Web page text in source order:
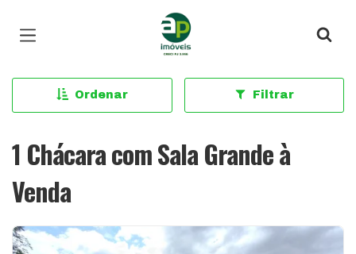
Página inicial
Ordenar Filtrar
1 Chácara com Sala Grande à
Venda